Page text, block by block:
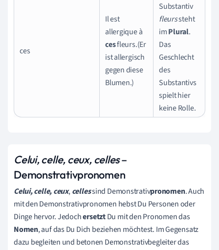
ces
Il est
allergique à
cesfleurs.(Er
ist allergisch
gegen diese
Blumen.)
Substantiv
fleurssteht
imPlural.
Das
Geschlecht
des
Substantivs
spielt hier
keine Rolle.
Celui, celle, ceux, celles–
Demonstrativpronomen
Celui, celle, ceux,cellessind Demonstrativpronomen. Auch
mit den Demonstrativpronomen hebst Du Personen oder
Dingehervor. JedochersetztDu mit denPronomendas
Nomen, auf das Du Dich beziehen möchtest. Im Gegensatz
dazu begleiten und betonen Demonstrativbegleiter das